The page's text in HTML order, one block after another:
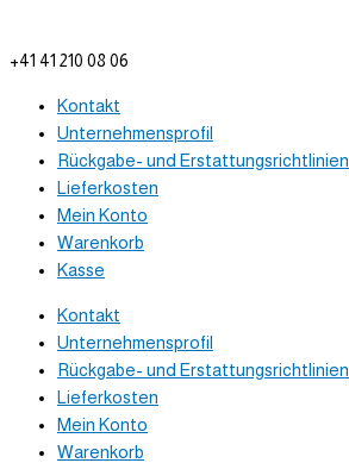
+41 41 210 08 06
Kontakt
Unternehmensprofil
Rückgabe- und Erstattungsrichtlinien
Lieferkosten
Mein Konto
Warenkorb
Kasse
Kontakt
Unternehmensprofil
Rückgabe- und Erstattungsrichtlinien
Lieferkosten
Mein Konto
Warenkorb